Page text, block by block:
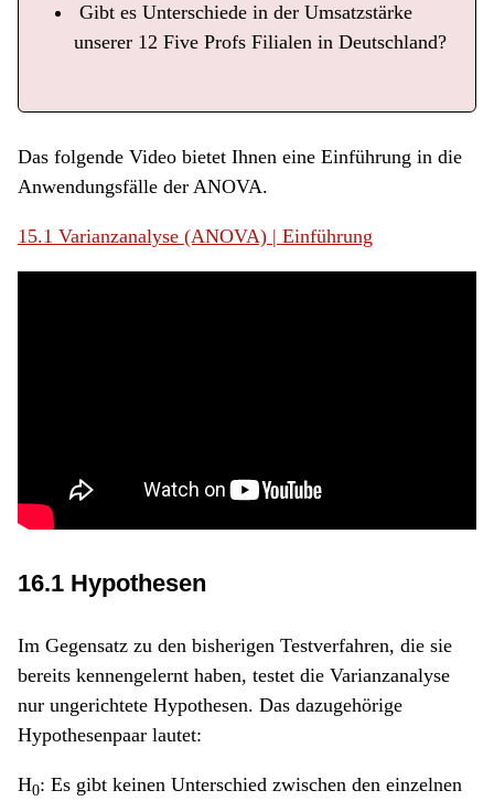
Gibt es Unterschiede in der Umsatzstärke
unserer 12 Five Profs Filialen in Deutschland?
Das folgende Video bietet Ihnen eine Einführung in die
Anwendungsfälle der ANOVA.
15.1 Varianzanalyse (ANOVA) | Einführung
16.1 Hypothesen
Im Gegensatz zu den bisherigen Testverfahren, die sie
bereits kennengelernt haben, testet die Varianzanalyse
nur ungerichtete Hypothesen. Das dazugehörige
Hypothesenpaar lautet:
H0: Es gibt keinen Unterschied zwischen den einzelnen